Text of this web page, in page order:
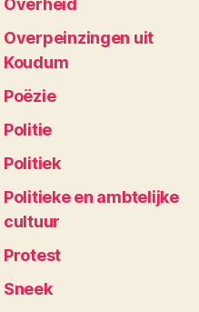
Overheid
Overpeinzingen uit
Koudum
Poëzie
Politie
Politiek
Politieke en ambtelijke
cultuur
Protest
Sneek